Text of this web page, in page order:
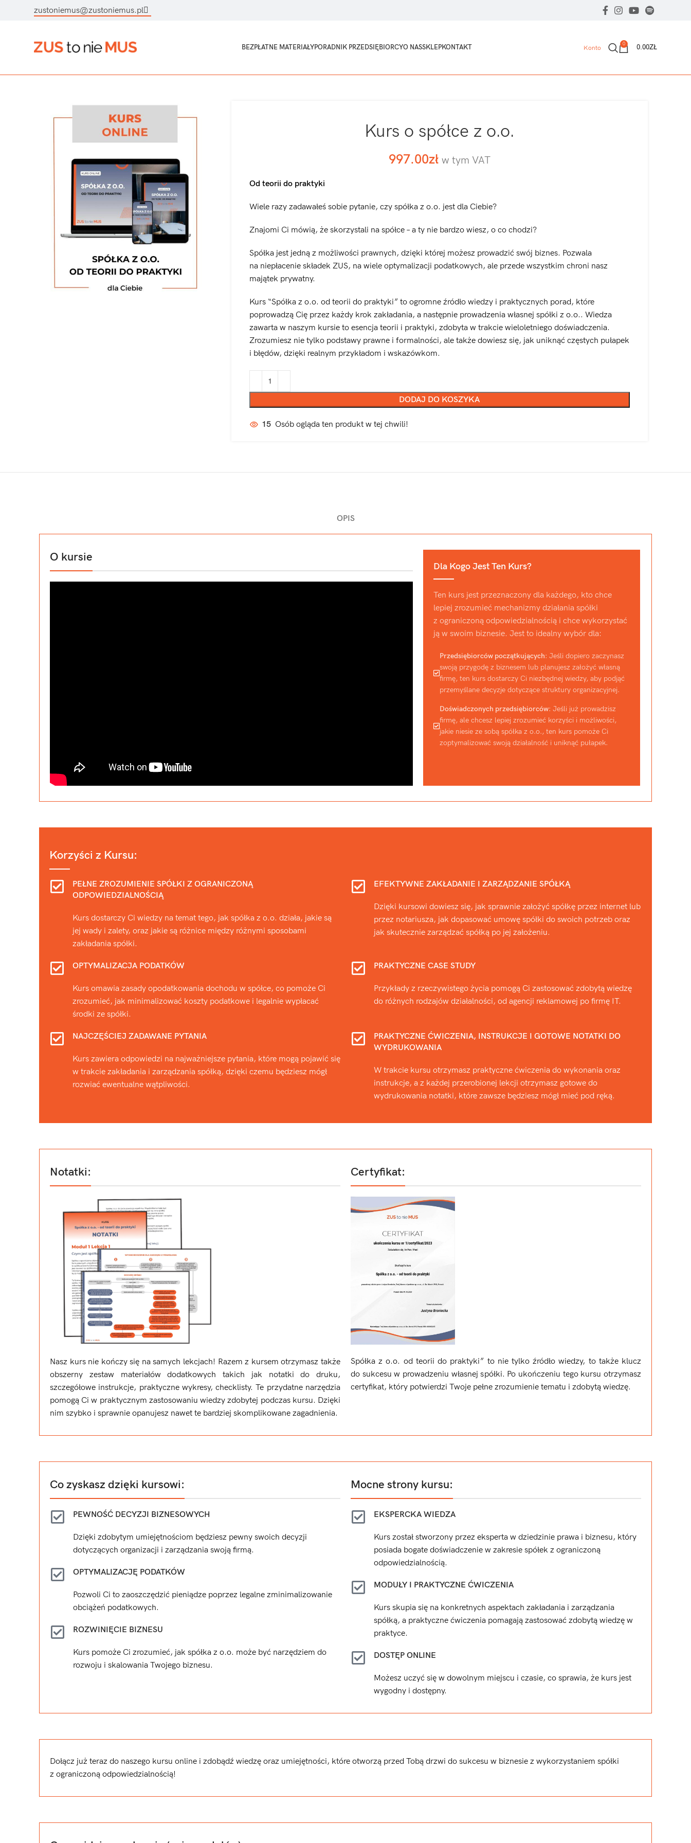
zustoniemus@zustoniemus.pl
BEZPŁATNE MATERIAŁYPORADNIK PRZEDSIĘBIORCYO NASSKLEPKONTAKT Konto
0 0.00ZŁ
Kurs o spółce z o.o.
997.00zł w tym VAT
Od teorii do praktyki
Wiele razy zadawałeś sobie pytanie, czy spółka z o.o. jest dla Ciebie?
Znajomi Ci mówią, że skorzystali na spółce – a ty nie bardzo wiesz, o co chodzi?
Spółka jest jedną z możliwości prawnych, dzięki której możesz prowadzić swój biznes. Pozwala
na niepłacenie składek ZUS, na wiele optymalizacji podatkowych, ale przede wszystkim chroni nasz
majątek prywatny.
Kurs “Spółka z o.o. od teorii do praktyki” to ogromne źródło wiedzy i praktycznych porad, które
poprowadzą Cię przez każdy krok zakładania, a następnie prowadzenia własnej spółki z o.o.. Wiedza
zawarta w naszym kursie to esencja teorii i praktyki, zdobyta w trakcie wieloletniego doświadczenia.
Zrozumiesz nie tylko podstawy prawne i formalności, ale także dowiesz się, jak uniknąć częstych pułapek
i błędów, dzięki realnym przykładom i wskazówkom.
DODAJ DO KOSZYKA
15 Osób ogląda ten produkt w tej chwili!
OPIS
O kursie
Dla Kogo Jest Ten Kurs?
Ten kurs jest przeznaczony dla każdego, kto chce
lepiej zrozumieć mechanizmy działania spółki
z ograniczoną odpowiedzialnością i chce wykorzystać
ją w swoim biznesie. Jest to idealny wybór dla:
Przedsiębiorców początkujących: Jeśli dopiero zaczynasz
swoją przygodę z biznesem lub planujesz założyć własną
firmę, ten kurs dostarczy Ci niezbędnej wiedzy, aby podjąć
przemyślane decyzje dotyczące struktury organizacyjnej.
Doświadczonych przedsiębiorców: Jeśli już prowadzisz
firmę, ale chcesz lepiej zrozumieć korzyści i możliwości,
jakie niesie ze sobą spółka z o.o., ten kurs pomoże Ci
zoptymalizować swoją działalność i uniknąć pułapek.
Korzyści z Kursu:
PEŁNE ZROZUMIENIE SPÓŁKI Z OGRANICZONĄ
ODPOWIEDZIALNOŚCIĄ
Kurs dostarczy Ci wiedzy na temat tego, jak spółka z o.o. działa, jakie są
jej wady i zalety, oraz jakie są różnice między różnymi sposobami
zakładania spółki.
EFEKTYWNE ZAKŁADANIE I ZARZĄDZANIE SPÓŁKĄ
Dzięki kursowi dowiesz się, jak sprawnie założyć spółkę przez internet lub
przez notariusza, jak dopasować umowę spółki do swoich potrzeb oraz
jak skutecznie zarządzać spółką po jej założeniu.
OPTYMALIZACJA PODATKÓW
Kurs omawia zasady opodatkowania dochodu w spółce, co pomoże Ci
zrozumieć, jak minimalizować koszty podatkowe i legalnie wypłacać
środki ze spółki.
PRAKTYCZNE CASE STUDY
Przykłady z rzeczywistego życia pomogą Ci zastosować zdobytą wiedzę
do różnych rodzajów działalności, od agencji reklamowej po firmę IT.
NAJCZĘŚCIEJ ZADAWANE PYTANIA
Kurs zawiera odpowiedzi na najważniejsze pytania, które mogą pojawić się
w trakcie zakładania i zarządzania spółką, dzięki czemu będziesz mógł
rozwiać ewentualne wątpliwości.
PRAKTYCZNE ĆWICZENIA, INSTRUKCJE I GOTOWE NOTATKI DO
WYDRUKOWANIA
W trakcie kursu otrzymasz praktyczne ćwiczenia do wykonania oraz
instrukcje, a z każdej przerobionej lekcji otrzymasz gotowe do
wydrukowania notatki, które zawsze będziesz mógł mieć pod ręką.
Notatki:
Nasz kurs nie kończy się na samych lekcjach! Razem z kursem otrzymasz także
obszerny zestaw materiałów dodatkowych takich jak notatki do druku,
szczegółowe instrukcje, praktyczne wykresy, checklisty. Te przydatne narzędzia
pomogą Ci w praktycznym zastosowaniu wiedzy zdobytej podczas kursu. Dzięki
nim szybko i sprawnie opanujesz nawet te bardziej skomplikowane zagadnienia.
Certyfikat:
Spółka z o.o. od teorii do praktyki” to nie tylko źródło wiedzy, to także klucz
do sukcesu w prowadzeniu własnej spółki. Po ukończeniu tego kursu otrzymasz
certyfikat, który potwierdzi Twoje pełne zrozumienie tematu i zdobytą wiedzę.
Co zyskasz dzięki kursowi:
PEWNOŚĆ DECYZJI BIZNESOWYCH
Dzięki zdobytym umiejętnościom będziesz pewny swoich decyzji
dotyczących organizacji i zarządzania swoją firmą.
OPTYMALIZACJĘ PODATKÓW
Pozwoli Ci to zaoszczędzić pieniądze poprzez legalne zminimalizowanie
obciążeń podatkowych.
ROZWINIĘCIE BIZNESU
Kurs pomoże Ci zrozumieć, jak spółka z o.o. może być narzędziem do
rozwoju i skalowania Twojego biznesu.
Mocne strony kursu:
EKSPERCKA WIEDZA
Kurs został stworzony przez eksperta w dziedzinie prawa i biznesu, który
posiada bogate doświadczenie w zakresie spółek z ograniczoną
odpowiedzialnością.
MODUŁY I PRAKTYCZNE ĆWICZENIA
Kurs skupia się na konkretnych aspektach zakładania i zarządzania
spółką, a praktyczne ćwiczenia pomagają zastosować zdobytą wiedzę w
praktyce.
DOSTĘP ONLINE
Możesz uczyć się w dowolnym miejscu i czasie, co sprawia, że kurs jest
wygodny i dostępny.
Dołącz już teraz do naszego kursu online i zdobądź wiedzę oraz umiejętności, które otworzą przed Tobą drzwi do sukcesu w biznesie z wykorzystaniem spółki
z ograniczoną odpowiedzialnością!